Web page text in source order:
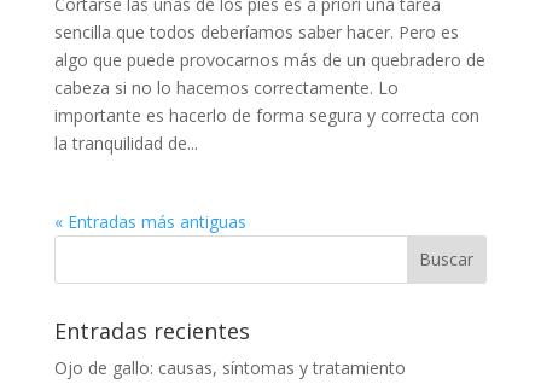
sencilla que todos deberíamos saber hacer. Pero es
algo que puede provocarnos más de un quebradero de
cabeza si no lo hacemos correctamente. Lo
importante es hacerlo de forma segura y correcta con
la tranquilidad de...
« Entradas más antiguas
Entradas recientes
Ojo de gallo: causas, síntomas y tratamiento